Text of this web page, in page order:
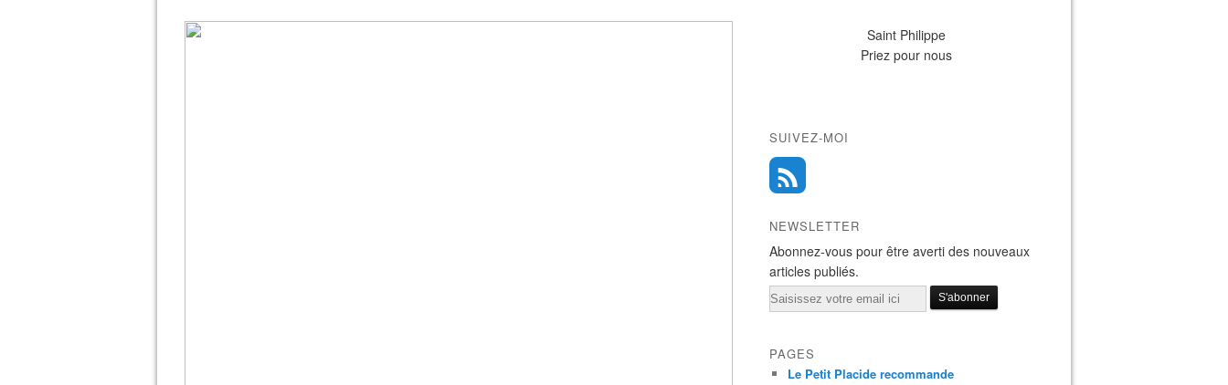
Saint Philippe
Priez pour nous
SUIVEZ-MOI
NEWSLETTER
Abonnez-vous pour être averti des nouveaux
articles publiés.
Email
PAGES
Le Petit Placide recommande